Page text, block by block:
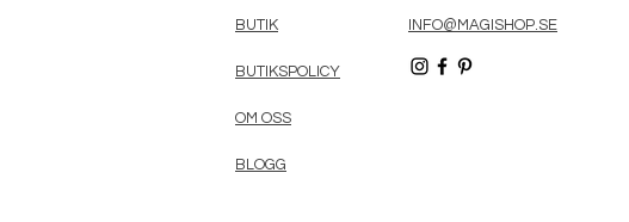
BUTIK
BUTIKSPOLICY
OM OSS
BLOGG
INFO@MAGISHOP.SE